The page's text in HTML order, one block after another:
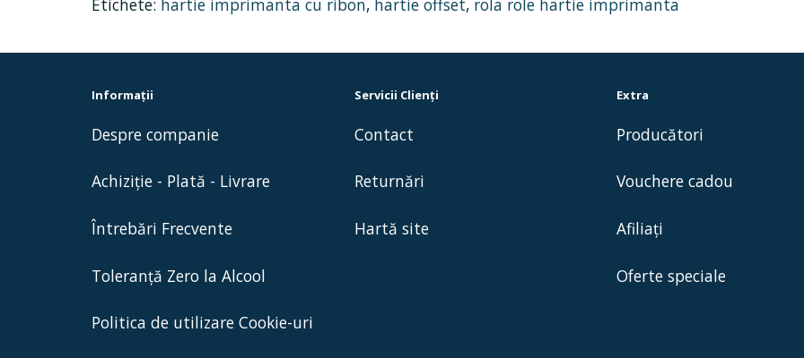
Etichete: hartie imprimanta cu ribon, hartie offset, rola role hartie imprimanta
Informaţii
Despre companie
Achiziție - Plată - Livrare
Întrebări Frecvente
Toleranță Zero la Alcool
Politica de utilizare Cookie-uri
Servicii Clienţi
Contact
Returnări
Hartă site
Extra
Producători
Vouchere cadou
Afiliaţi
Oferte speciale